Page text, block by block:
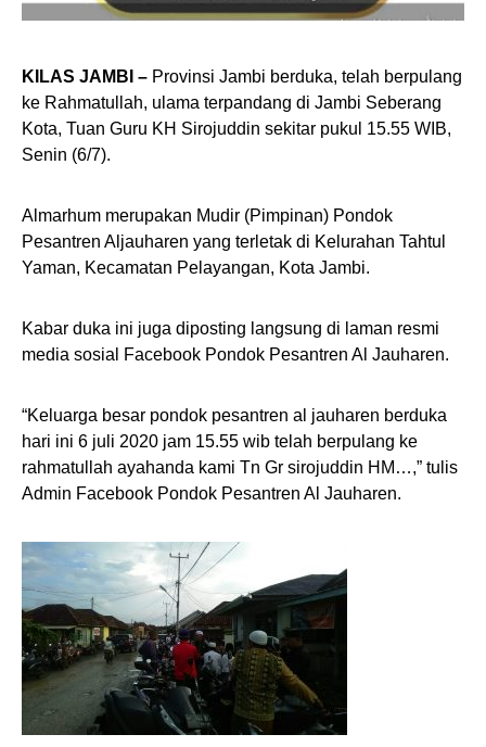
KILAS JAMBI – Provinsi Jambi berduka, telah berpulang
ke Rahmatullah, ulama terpandang di Jambi Seberang
Kota, Tuan Guru KH Sirojuddin sekitar pukul 15.55 WIB,
Senin (6/7).
Almarhum merupakan Mudir (Pimpinan) Pondok
Pesantren Aljauharen yang terletak di Kelurahan Tahtul
Yaman, Kecamatan Pelayangan, Kota Jambi.
Kabar duka ini juga diposting langsung di laman resmi
media sosial Facebook Pondok Pesantren Al Jauharen.
“Keluarga besar pondok pesantren al jauharen berduka
hari ini 6 juli 2020 jam 15.55 wib telah berpulang ke
rahmatullah ayahanda kami Tn Gr sirojuddin HM…,” tulis
Admin Facebook Pondok Pesantren Al Jauharen.